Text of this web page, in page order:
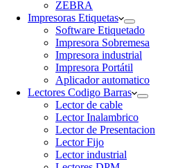
ZEBRA
Impresoras Etiquetas
Software Etiquetado
Impresora Sobremesa
Impresora industrial
Impresora Portátil
Aplicador automatico
Lectores Codigo Barras
Lector de cable
Lector Inalambrico
Lector de Presentacion
Lector Fijo
Lector industrial